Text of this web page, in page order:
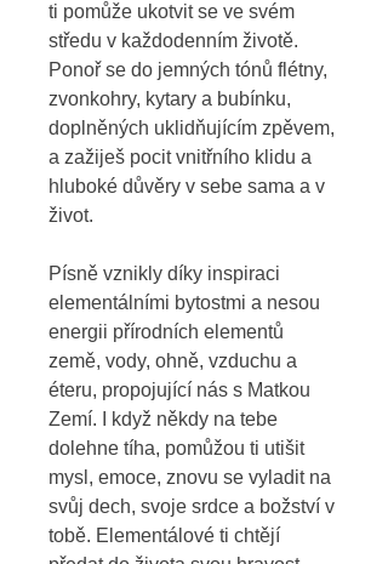
ti pomůže ukotvit se ve svém
středu v každodenním životě.
Ponoř se do jemných tónů flétny,
zvonkohry, kytary a bubínku,
doplněných uklidňujícím zpěvem,
a zažiješ pocit vnitřního klidu a
hluboké důvěry v sebe sama a v
život.
Písně vznikly díky inspiraci
elementálními bytostmi a nesou
energii přírodních elementů
země, vody, ohně, vzduchu a
éteru, propojující nás s Matkou
Zemí. I když někdy na tebe
dolehne tíha, pomůžou ti utišit
mysl, emoce, znovu se vyladit na
svůj dech, svoje srdce a božství v
tobě. Elementálové ti chtějí